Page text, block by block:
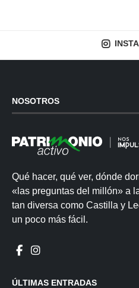
NOSOTROS
Qué hacer, qué ver, dónde
«las preguntas del millón» a
tan diversa como Castilla y
un poco más fácil.
ÚLTIMAS ENTRADAS